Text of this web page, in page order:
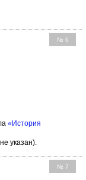
№ 6
«История
указан).
№ 7